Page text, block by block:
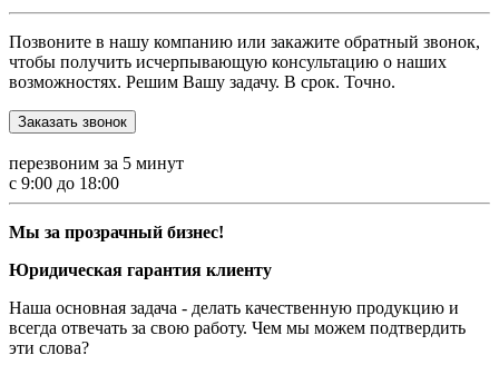
Позвоните в нашу компанию или закажите обратный звонок,
чтобы получить исчерпывающую консультацию о наших
возможностях. Решим Вашу задачу. В срок. Точно.
Заказать звонок
перезвоним за 5 минут
с 9:00 до 18:00
Мы за прозрачный бизнес!
Юридическая гарантия клиенту
Наша основная задача - делать качественную продукцию и
всегда отвечать за свою работу. Чем мы можем подтвердить
эти слова?